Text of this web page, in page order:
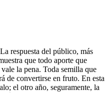
respuesta del público, más
que todo aporte que
la pena. Toda semilla que
de convertirse en fruto. En esta
el otro año, seguramente, la